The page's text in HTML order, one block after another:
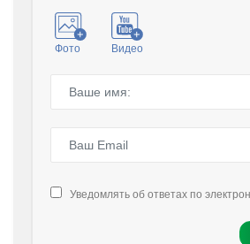
Фото Видео
Уведомлять об ответах по